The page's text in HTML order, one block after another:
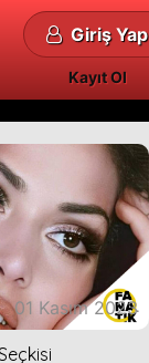
Giriş Yap
Kayıt Ol
01 Kasım 2023